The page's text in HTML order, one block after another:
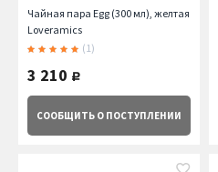
Чайная пара Egg (300 мл), желтая
Loveramics
(1)
3 210 руб.
СООБЩИТЬ О ПОСТУПЛЕНИИ